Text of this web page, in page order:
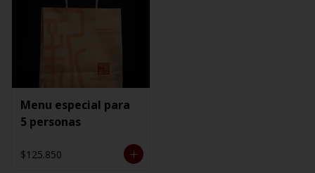
Menu especial para
5 personas
$125.850